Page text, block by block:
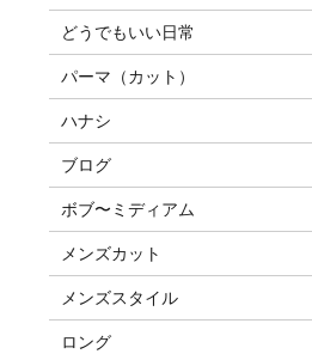
どうでもいい日常
パーマ（カット）
ハナシ
ブログ
ボブ〜ミディアム
メンズカット
メンズスタイル
ロング